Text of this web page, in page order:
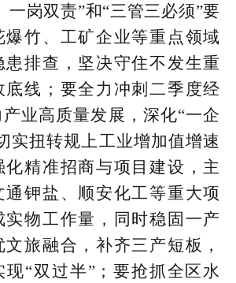
一岗双责”和“三管三必须”要
爆竹、工矿企业等重点领域
患排查，坚决守住不发生重
底线；要全力冲刺二季度经
业高质量发展，深化“一企
实扭转规上工业增加值增速
化精准招商与项目建设，主
通钾盐、顺安化工等重大项
实物工作量，同时稳固一产
旅融合，补齐三产短板，
现“双过半”；要抢抓全区水